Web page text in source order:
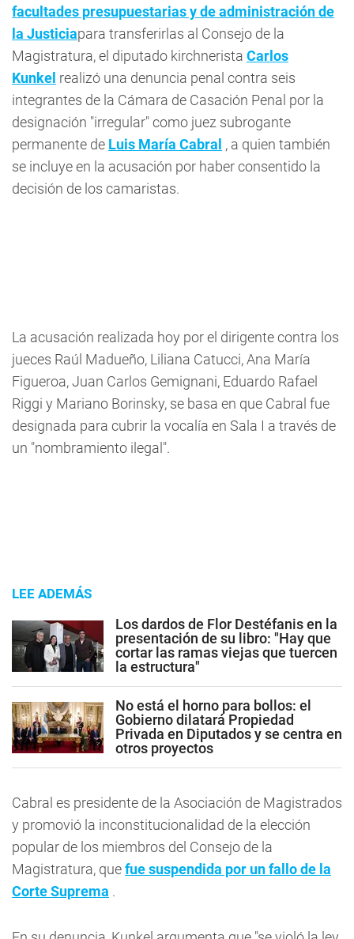
facultades presupuestarias y de administración de
la Justiciapara transferirlas al Consejo de la
Magistratura, el diputado kirchnerista Carlos
Kunkel realizó una denuncia penal contra seis
integrantes de la Cámara de Casación Penal por la
designación "irregular" como juez subrogante
permanente de Luis María Cabral , a quien también
se incluye en la acusación por haber consentido la
decisión de los camaristas.
La acusación realizada hoy por el dirigente contra los
jueces Raúl Madueño, Liliana Catucci, Ana María
Figueroa, Juan Carlos Gemignani, Eduardo Rafael
Riggi y Mariano Borinsky, se basa en que Cabral fue
designada para cubrir la vocalía en Sala I a través de
un "nombramiento ilegal".
LEE ADEMÁS
Los dardos de Flor Destéfanis en la
presentación de su libro: "Hay que
cortar las ramas viejas que tuercen
la estructura"
No está el horno para bollos: el
Gobierno dilatará Propiedad
Privada en Diputados y se centra en
otros proyectos
Cabral es presidente de la Asociación de Magistrados
y promovió la inconstitucionalidad de la elección
popular de los miembros del Consejo de la
Magistratura, quefue suspendida por un fallo de la
Corte Suprema .